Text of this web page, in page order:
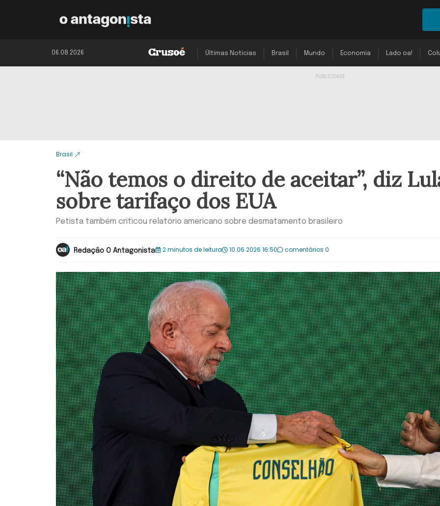
06.08.2026 Últimas Notícias Brasil Mundo Economia Lado oa!
Brasil
“Não temos o direito de aceitar”, diz
sobre tarifaço dos EUA
Petista também criticou relatório americano sobre desmatamento brasileiro
Redação O Antagonista 2 minutos de leitura 10.06.2026 16:50 comentários 0